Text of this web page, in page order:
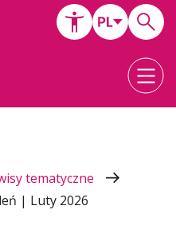
tematyczne
| Luty 2026